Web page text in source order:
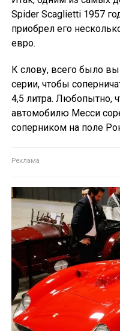
Spider Scaglietti 1957
приобрел его
евро.
К слову, всего было
серии, чтобы
4,5 литра. Любопытно,
автомобилю Месси
соперником на поле